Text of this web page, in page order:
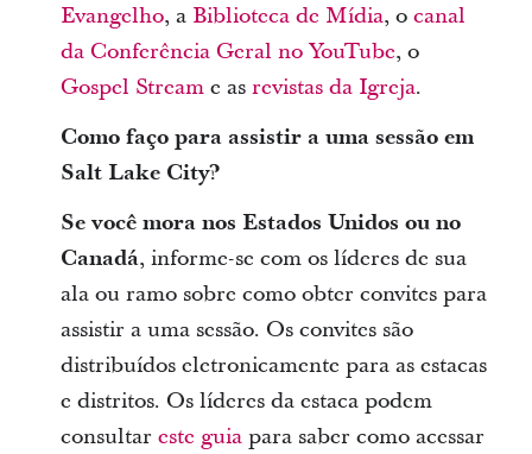
Evangelho, a Biblioteca de Mídia, o canal
da Conferência Geral no YouTube, o
Gospel Streame as revistas da Igreja.
Como faço para assistir a uma sessão em
Salt Lake City?
Se você mora nos Estados Unidos ou no
Canadá, informe-se com os líderes de sua
ala ou ramo sobre como obter convites para
assistir a uma sessão. Os convites são
distribuídos eletronicamente para as estacas
e distritos. Os líderes da estaca podem
consultar este guiapara saber como acessar